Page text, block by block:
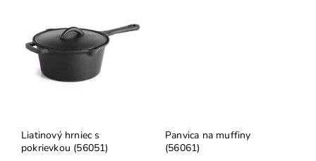
Liatinový hrniec s
pokrievkou (56051)
Panvica na muffiny
(56061)